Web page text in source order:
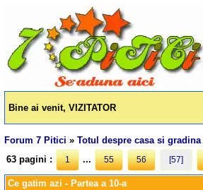
Bine ai venit, VIZITATOR
Forum 7 Pitici »Totul despre casa si gradina
63 pagini :
1 ... 55 56 [57]
Ce gatim azi - Partea a 10-a